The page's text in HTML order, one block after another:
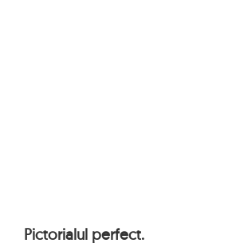
Pictorialul perfect.